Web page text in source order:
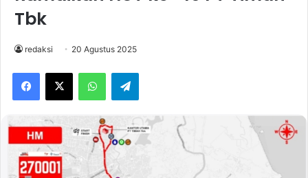
Tbk
redaksi 20 Agustus 2025
Facebook
X WhatsAppTelegram